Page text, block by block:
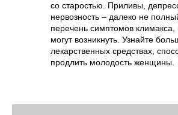
со старостью. Приливы,
нервозность – далеко не
перечень симптомов климакса,
могут возникнуть. Узнайте
лекарственных средствах,
продлить молодость женщины.